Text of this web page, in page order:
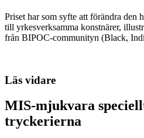
Priset har som syfte att förändra den
till yrkesverksamma konstnärer,
från BIPOC-communityn (Black,
Läs vidare
MIS-mjukvara
tryckerierna